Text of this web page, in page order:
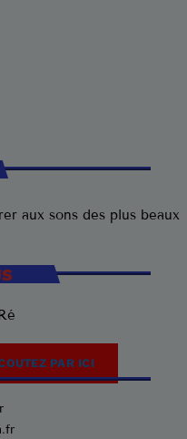
aux sons des plus beaux
PAR ICI